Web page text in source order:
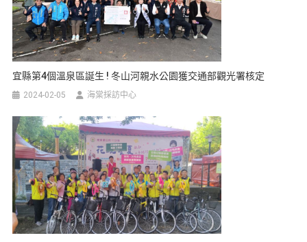
宜縣第4個溫泉區誕生 ! 冬山河親水公園獲交通部觀光署核定
2024-02-05 海棠採訪中心